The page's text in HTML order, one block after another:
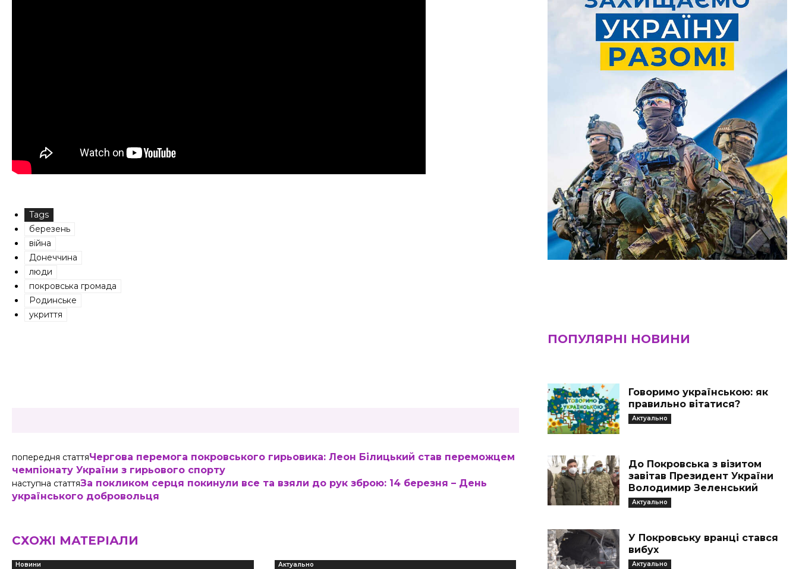
Tags
березень
війна
Донеччина
люди
покровська громада
Родинське
укриття
попередня статтяЧергова перемога покровського гирьовика: Леон Білицький став переможцем
чемпіонату України з гирьового спорту
наступна статтяЗа покликом серця покинули все та взяли до рук зброю: 14 березня – День
українського добровольця
СХОЖІ МАТЕРІАЛИ
Новини Актуально
ПОПУЛЯРНІ НОВИНИ
Говоримо українською: як
правильно вітатися?
Актуально
До Покровська з візитом
завітав Президент України
Володимир Зеленський
Актуально
У Покровську вранці стався
вибух
Актуально